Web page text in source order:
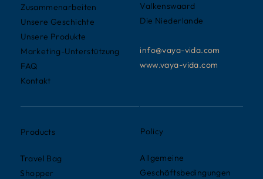
Valkenswaard
Die Niederlande
info@vaya-vida.com
www.vaya-vida.com
Zusammenarbeiten
Unsere Geschichte
Unsere Produkte
Marketing-Unterstützung
FAQ
Kontakt
Products
Travel Bag
Shopper
Policy
Allgemeine
Geschäftsbedingungen